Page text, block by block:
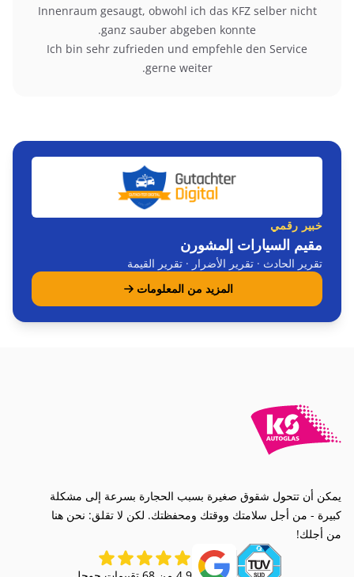
Innenraum gesaugt, obwohl ich das KFZ selber nicht
ganz sauber abgeben konnte.
Ich bin sehr zufrieden und empfehle den Service
gerne weiter.
خبير رقمي
مقيم السيارات إلمشورن
تقرير الحادث · تقرير الأضرار · تقرير القيمة
المزيد من المعلومات
يمكن أن تتحول شقوق صغيرة بسبب الحجارة بسرعة إلى مشكلة
كبيرة - من أجل سلامتك ووقتك ومحفظتك. لكن لا تقلق: نحن هنا
من أجلك!